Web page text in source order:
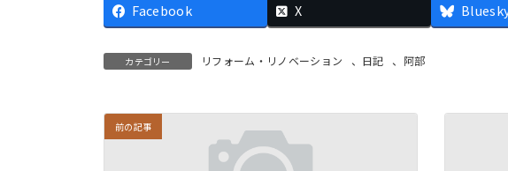
Facebook X
カテゴリー リフォーム・リノベーション 、 日記 、 阿部
前の記事